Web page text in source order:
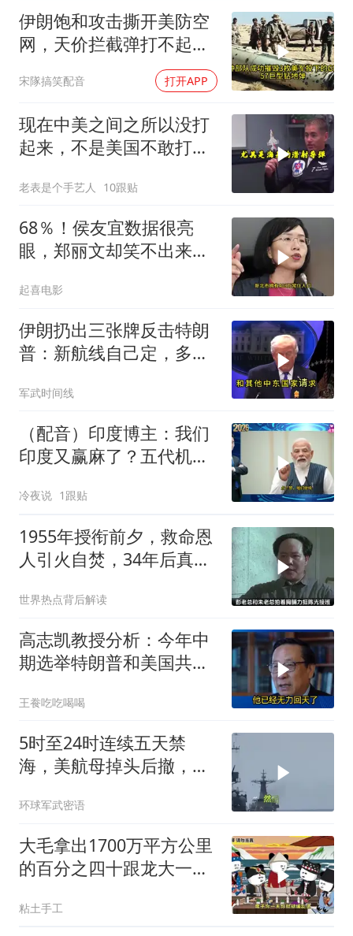
伊朗饱和攻击撕开美防空
网，天价拦截弹打不起，
宋隊搞笑配音 打开APP
现在中美之间之所以没打
起来，不是美国不敢打或
老表是个手艺人 10跟贴
68％！侯友宜数据很亮
眼，郑丽文却笑不出来
起喜电影
伊朗扔出三张牌反击特朗
普：新航线自己定，多国
前状态
军武时间线
（配音）印度博主：我们
印度又赢麻了？五代机还
贴上了，欧洲还排着队求
合作
冷夜说 1跟贴
1955年授衔前夕，救命恩
人引火自焚，34年后真相
世界热点背后解读
高志凯教授分析：今年中
期选举特朗普和美国共和
王飬吃吃喝喝
5时至24时连续五天禁
海，美航母掉头后撤，黄
环球军武密语
大毛拿出1700万平方公里
的百分之四十跟龙大一起
粘土手工